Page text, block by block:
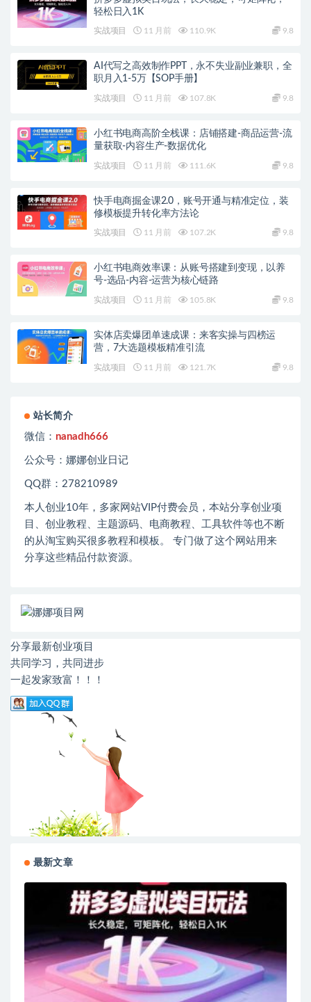
轻松日入1K
实战项目 11 月前 110.9K 9.8
AI代写之高效制作PPT，永不失业副业兼职，全
职月入1-5万【SOP手册】
实战项目 11 月前 107.8K 9.8
小红书电商高阶全栈课：店铺搭建-商品运营-流
量获取-内容生产-数据优化
实战项目 11 月前 111.6K 9.8
快手电商掘金课2.0，账号开通与精准定位，装
修模板提升转化率方法论
实战项目 11 月前 107.2K 9.8
小红书电商效率课：从账号搭建到变现，以养
号-选品-内容-运营为核心链路
实战项目 11 月前 105.8K 9.8
实体店卖爆团单速成课：来客实操与四榜运
营，7大选题模板精准引流
实战项目 11 月前 121.7K 9.8
站长简介
微信： nanadh666
公众号：娜娜创业日记
QQ群：278210989
本人创业10年，多家网站VIP付费会员，本站分享创业项
目、创业教程、主题源码、电商教程、工具软件等也不断
的从淘宝购买很多教程和模板。 专门做了这个网站用来
分享这些精品付款资源。
分享最新创业项目
共同学习，共同进步
一起发家致富！！！
最新文章